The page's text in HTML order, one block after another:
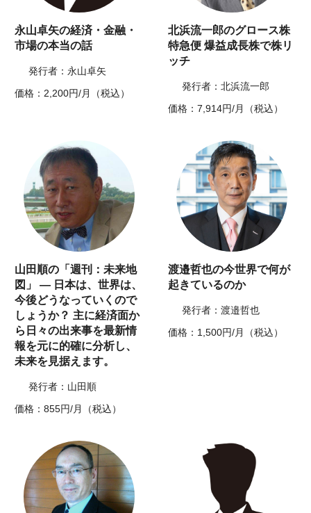
永山卓矢の経済・金融・
市場の本当の話
発行者：永山卓矢
価格：2,200円/月（税込）
北浜流一郎のグロース株
特急便 爆益成長株で株リ
ッチ
発行者：北浜流一郎
価格：7,914円/月（税込）
山田順の「週刊：未来地
図」 ― 日本は、世界は、
今後どうなっていくので
しょうか？ 主に経済面か
ら日々の出来事を最新情
報を元に的確に分析し、
未来を見据えます。
発行者：山田順
価格：855円/月（税込）
渡邉哲也の今世界で何が
起きているのか
発行者：渡邉哲也
価格：1,500円/月（税込）